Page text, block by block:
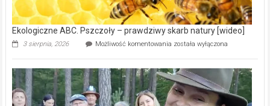
[wideo]
Ekologiczne ABC. Pszczoły – prawdziwy skarb natury [wideo]
3 sierpnia, 2026 Możliwość komentowania Ekologiczne
–
prawdziwy
skarb
natury
została wyłączona